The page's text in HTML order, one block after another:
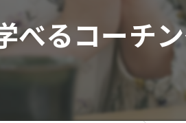
べるコーチ